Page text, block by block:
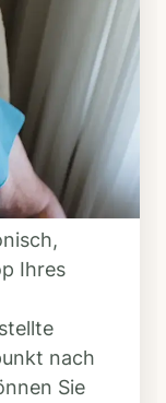
Ihres
nach
Sie